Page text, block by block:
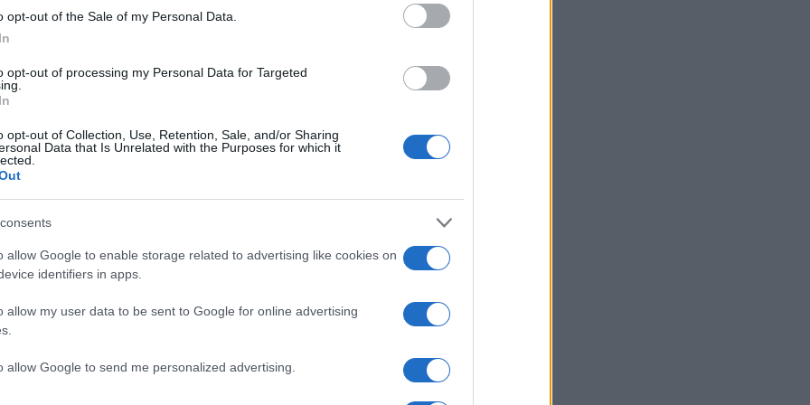
opt-out of the Sale of my Personal Data.
opt-out of processing my Personal Data for Targeted
opt-out of Collection, Use, Retention, Sale, and/or Sharing
Data that Is Unrelated with the Purposes for which it
allow Google to enable storage related to advertising like cookies on
identifiers in apps.
allow my user data to be sent to Google for online advertising
allow Google to send me personalized advertising.
durante i festeggiamenti del 2 giugno, trasformando
e paura. Alcuni cavalli, impauriti da fuochi artificiali
il terrore tra partecipanti e spettatori. È davvero
venga messa a repentaglio da errori evitabili?
siamo davvero pronti a gestire eventi di tali
e la sicurezza devono essere la priorità quando
di persone.
urbano ha rischiato di rovinare un momento di unità e
non è più accettabile; urge una riflessione profonda su
succedere affinché le autorità competenti